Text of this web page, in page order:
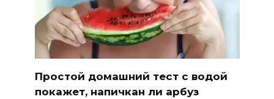
Простой домашний тест с водой
покажет, напичкан ли арбуз